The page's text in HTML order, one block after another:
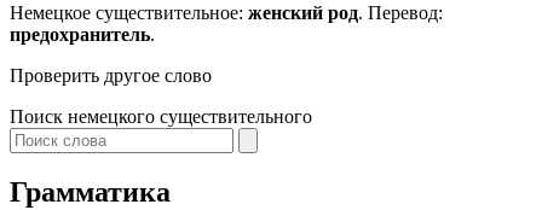
Немецкое существительное: женский род. Перевод:
предохранитель.
Проверить другое слово
Поиск немецкого существительного
Грамматика